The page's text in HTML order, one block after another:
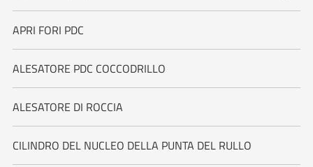
APRI FORI PDC
ALESATORE PDC COCCODRILLO
ALESATORE DI ROCCIA
CILINDRO DEL NUCLEO DELLA PUNTA DEL RULLO